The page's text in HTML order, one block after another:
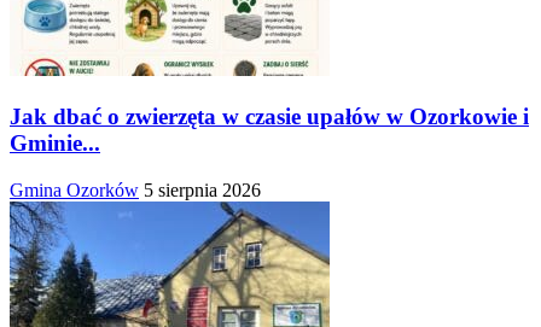
Jak dbać o zwierzęta w czasie upałów w Ozorkowie i
Gminie...
Gmina Ozorków 5 sierpnia 2026